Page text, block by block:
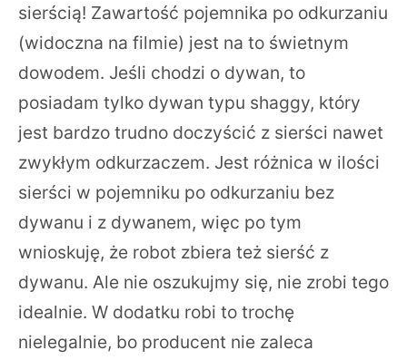
sierścią! Zawartość pojemnika po odkurzaniu
(widoczna na filmie) jest na to świetnym
dowodem. Jeśli chodzi o dywan, to
posiadam tylko dywan typu shaggy, który
jest bardzo trudno doczyścić z sierści nawet
zwykłym odkurzaczem. Jest różnica w ilości
sierści w pojemniku po odkurzaniu bez
dywanu i z dywanem, więc po tym
wnioskuję, że robot zbiera też sierść z
dywanu. Ale nie oszukujmy się, nie zrobi tego
idealnie. W dodatku robi to trochę
nielegalnie, bo producent nie zaleca